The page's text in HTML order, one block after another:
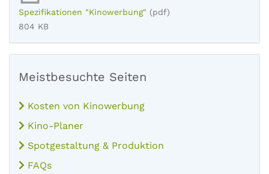
Spezifikationen "Kinowerbung" (pdf)
804 KB
Meistbesuchte Seiten
Kosten von Kinowerbung
Kino-Planer
Spotgestaltung & Produktion
FAQs